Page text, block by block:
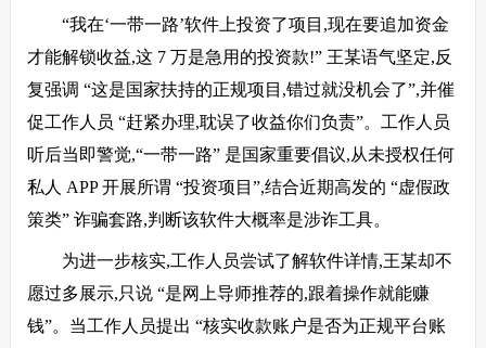
“我在‘一带一路’软件上投资了项目,现在要追加资金
才能解锁收益,这 7 万是急用的投资款!” 王某语气坚定,反
复强调 “这是国家扶持的正规项目,错过就没机会了”,并催
促工作人员 “赶紧办理,耽误了收益你们负责”。工作人员
听后当即警觉,“一带一路” 是国家重要倡议,从未授权任何
私人 APP 开展所谓 “投资项目”,结合近期高发的 “虚假政
策类” 诈骗套路,判断该软件大概率是涉诈工具。
为进一步核实,工作人员尝试了解软件详情,王某却不
愿过多展示,只说 “是网上导师推荐的,跟着操作就能赚
钱”。当工作人员提出 “核实收款账户是否为正规平台账